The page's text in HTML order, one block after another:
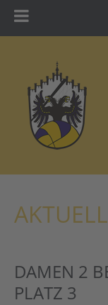
Training
Turniere
Kontakt
Shop
DAMEN 2
PLATZ 3